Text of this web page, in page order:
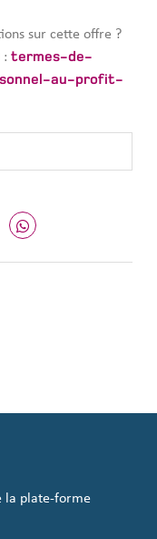
sur cette offre ?
: termes-de-
au-profit-
la plate-forme